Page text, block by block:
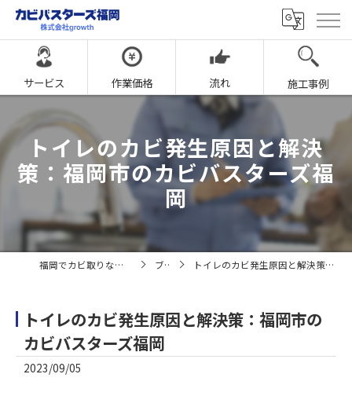
サービス 作業価格 流れ 施工事例
トイレのカビ発生原因と解決
策：福岡市のカビバスターズ福
岡
福岡でカビ取りならカビバスターズ福岡 ブログ トイレのカビ発生原因と解決策：福岡市のカビバスターズ福岡
トイレのカビ発生原因と解決策：福岡市の
カビバスターズ福岡
2023/09/05